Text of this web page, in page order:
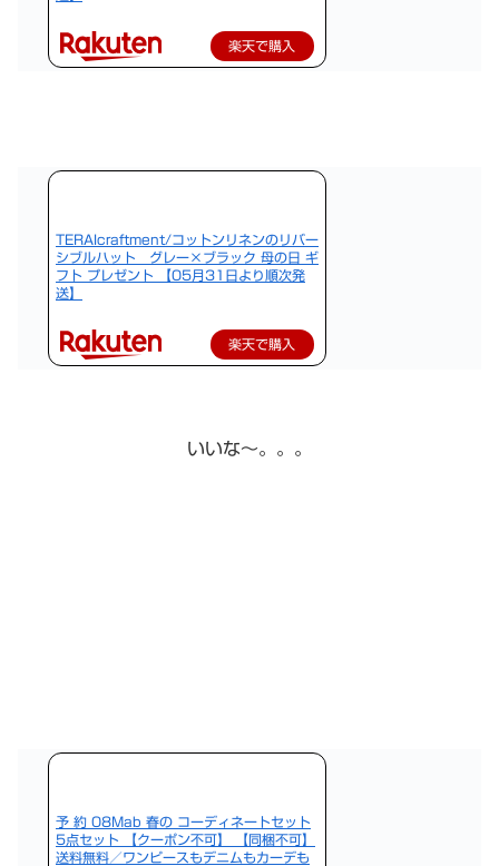
楽天で購入
TERAIcraftment/コットンリネンのリバー
シブルハット グレー×ブラック 母の日 ギ
フト プレゼント 【05月31日より順次発
送】
楽天で購入
いいな〜。。。
予 約 08Mab 春の コーディネートセット
5点セット 【クーポン不可】 【同梱不可】
送料無料／ワンピースもデニムもカーデも